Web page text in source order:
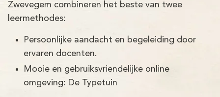
Zwevegem combineren het beste van twee
leermethodes:
Persoonlijke aandacht en begeleiding door
ervaren docenten.
Mooie en gebruiksvriendelijke online
omgeving: De Typetuin